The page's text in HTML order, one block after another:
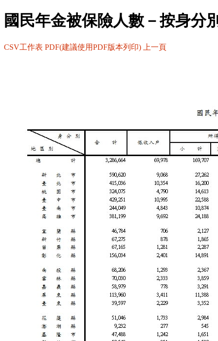
國民年金被保險人數－按身分
CSV工作表 PDF(建議使用PDF版本列印) 上一頁